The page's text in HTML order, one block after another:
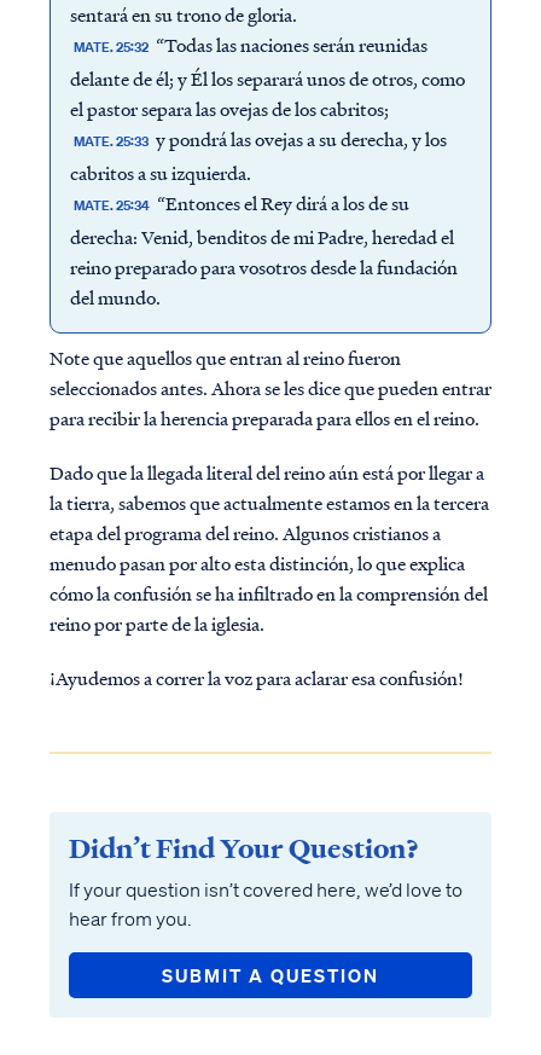
sentará en su trono de gloria.
MATE. 25:32 “Todas las naciones serán reunidas
delante de él; y Él los separará unos de otros, como
el pastor separa las ovejas de los cabritos;
MATE. 25:33 y pondrá las ovejas a su derecha, y los
cabritos a su izquierda.
MATE. 25:34 “Entonces el Rey dirá a los de su
derecha: Venid, benditos de mi Padre, heredad el
reino preparado para vosotros desde la fundación
del mundo.
Note que aquellos que entran al reino fueron
seleccionados antes. Ahora se les dice que pueden entrar
para recibir la herencia preparada para ellos en el reino.
Dado que la llegada literal del reino aún está por llegar a
la tierra, sabemos que actualmente estamos en la tercera
etapa del programa del reino. Algunos cristianos a
menudo pasan por alto esta distinción, lo que explica
cómo la confusión se ha infiltrado en la comprensión del
reino por parte de la iglesia.
¡Ayudemos a correr la voz para aclarar esa confusión!
Didn’t Find Your Question?
If your question isn’t covered here, we’d love to
hear from you.
SUBMIT A QUESTION